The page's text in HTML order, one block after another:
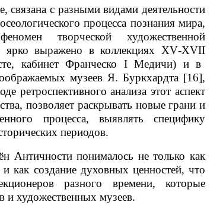
связана с разными видами деятельности
процесса познания мира,
творческой художественной
ярко выражено в коллекциях XV-XVII
кабинет Франческо IМедичи) и в
музеев Я. Буркхардта [16],
анализа этот аспект
позволяет раскрывать новые грани и
процесса, выявлять специфику
периодов.
Античности понималось не только как
как создание духовных ценностей, что
разного времени, которые
и художественных музеев.